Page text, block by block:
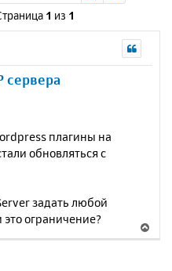
1 из 1
плагины на
обновляться с
задать любой
ограничение?
е